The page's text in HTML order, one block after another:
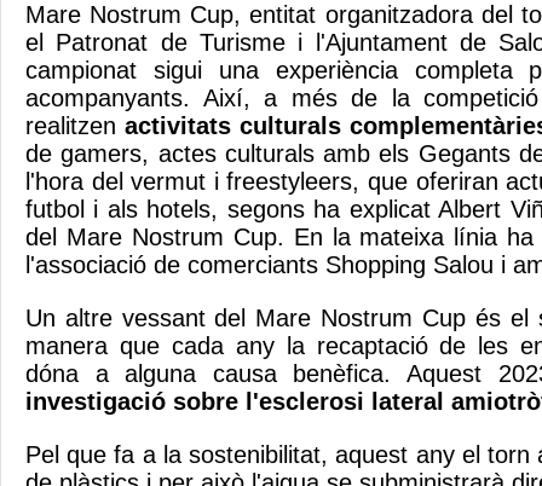
Mare Nostrum Cup, entitat organitzadora del
el Patronat de Turisme i l'Ajuntament de
campionat sigui una experiència completa
acompanyants. Així, a més de la
realitzen activitats culturals
de gamers, actes culturals amb els Gegants
l'hora del vermut i freestyleers, que oferiran
futbol i als hotels, segons ha explicat Albert
del Mare Nostrum Cup. En la mateixa línia
l'associació de comerciants Shopping Salou i
Un altre vessant del Mare Nostrum Cup és el
manera que cada any la recaptació de les
dóna a alguna causa benèfica. Aquest
investigació sobre l'esclerosi lateral
Pel que fa a la sostenibilitat, aquest any el torn